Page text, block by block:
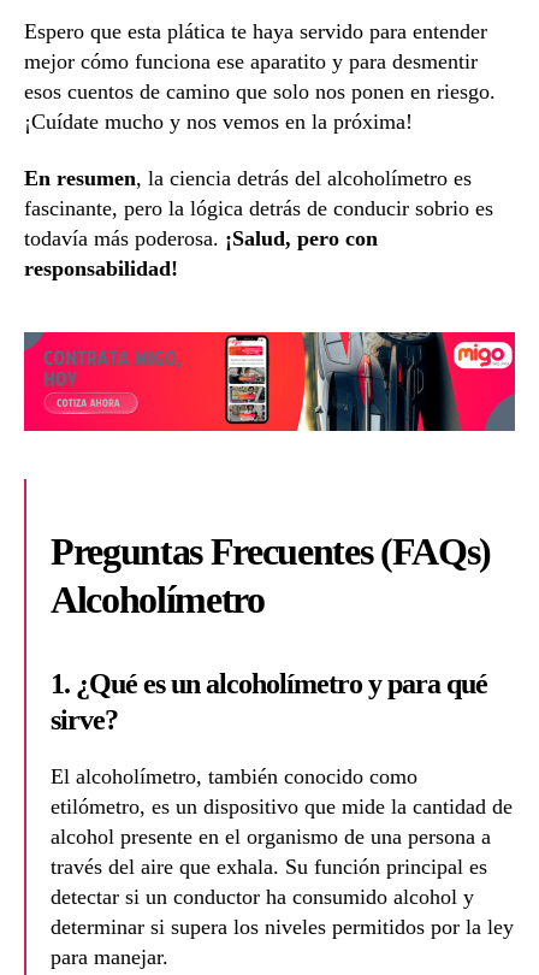
Espero que esta plática te haya servido para entender
mejor cómo funciona ese aparatito y para desmentir
esos cuentos de camino que solo nos ponen en riesgo.
¡Cuídate mucho y nos vemos en la próxima!
En resumen, la ciencia detrás del alcoholímetro es
fascinante, pero la lógica detrás de conducir sobrio es
todavía más poderosa. ¡Salud, pero con
responsabilidad!
Preguntas Frecuentes (FAQs)
Alcoholímetro
1. ¿Qué es un alcoholímetro y para qué
sirve?
El alcoholímetro, también conocido como
etilómetro, es un dispositivo que mide la cantidad de
alcohol presente en el organismo de una persona a
través del aire que exhala. Su función principal es
detectar si un conductor ha consumido alcohol y
determinar si supera los niveles permitidos por la ley
para manejar.